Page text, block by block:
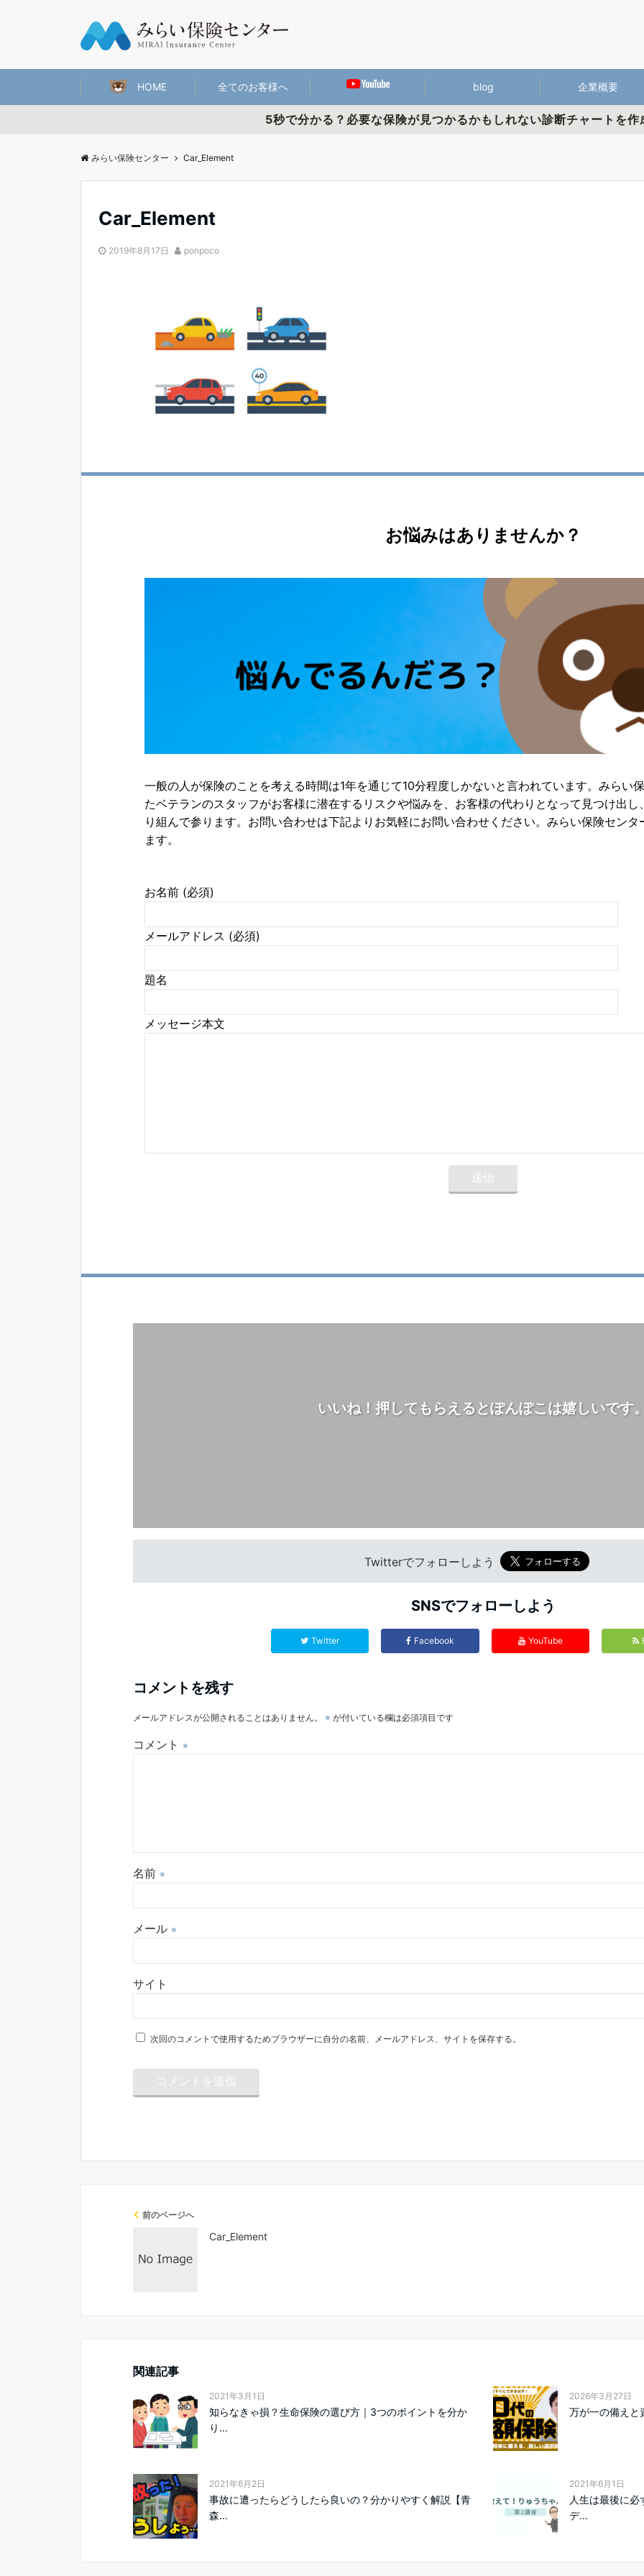
HOME 全てのお客様へ blog 企業概要
5秒で分かる？必要な保険が見つかるかもしれない診断チャートを作
みらい保険センター Car_Element
Car_Element
2019年8月17日 ponpoco
お悩みはありませんか？
一般の人が保険のことを考える時間は1年を通じて10分程度しかないと言われています。みらい
たベテランのスタッフがお客様に潜在するリスクや悩みを、お客様の代わりとなって見つけ出
り組んで参ります。お問い合わせは下記よりお気軽にお問い合わせください。みらい保険セン
ます。
お名前 (必須)
メールアドレス (必須)
題名
メッセージ本文
いいね！押してもらえるとぽんぽこは嬉しいです
Twitterでフォローしよう
SNSでフォローしよう
Twitter Facebook YouTube
コメントを残す
メールアドレスが公開されることはありません。 ※ が付いている欄は必須項目です
コメント ※
名前 ※
メール ※
サイト
次回のコメントで使用するためブラウザーに自分の名前、メールアドレス、サイトを保存する。
前のページへ
Car_Element
関連記事
2021年3月1日
知らなきゃ損？生命保険の選び方｜3つのポイントを分か
り...
2026年3月27日
万が一の備えと
2021年6月2日
事故に遭ったらどうしたら良いの？分かりやすく解説【青
森...
2021年6月1日
人生は最後に
デ...